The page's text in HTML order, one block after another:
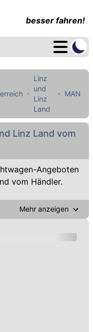
besser fahren!
Linz
und
Linz
Land
MAN
Linz Land vom
Angeboten
vom Händler.
Mehr anzeigen